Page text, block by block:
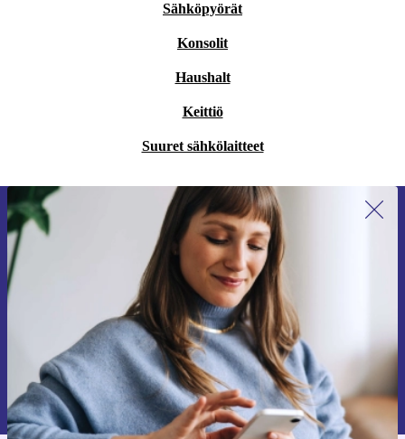
Sähköpyörät
Konsolit
Haushalt
Keittiö
Suuret sähkölaitteet
Liity ensimmäistä kertaa uutiskirjeen
tilaajaksi ja säästä 15 €!
Älä missaa enää yhtäkään tarjousta.
Pyydä etukuponki
Lisätietoja henkilötietojen käytöstä löydättietosuojaselosteestamme.